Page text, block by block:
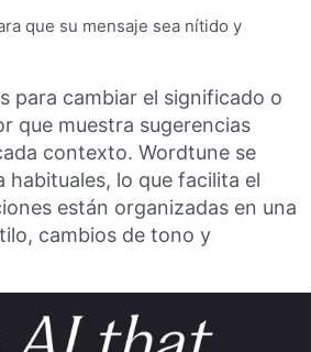
que su mensaje sea nítido y
para cambiar el significado o
que muestra sugerencias
contexto. Wordtune se
lo que facilita el
están organizadas en una
cambios de tono y